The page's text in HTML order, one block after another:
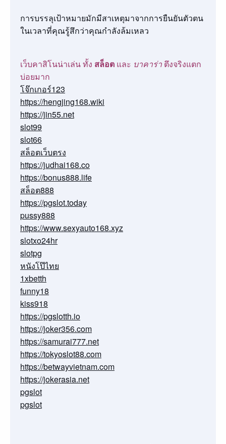
การบรรลุเป้าหมายมักมีสาเหตุมาจากการยืนยันตัวตน
ในเวลาที่คุณรู้สึกว่าคุณกำลังล้มเหลว
เว็บคาสิโนน่าเล่น ทั้ง สล็อต และ บาคาร่า ตึงจริงแตก
บ่อยมาก
โจ๊กเกอร์123
https://hengjing168.wiki
https://jin55.net
slot99
slot66
สล็อตเว็บตรง
https://judhai168.co
https://bonus888.life
สล็อต888
https://pgslot.today
pussy888
https://www.sexyauto168.xyz
slotxo24hr
slotpg
หนังโป๊ไทย
1xbetth
funny18
kiss918
https://pgslotth.io
https://joker356.com
https://samurai777.net
https://tokyoslot88.com
https://betwayvietnam.com
https://jokerasia.net
pgslot
pgslot